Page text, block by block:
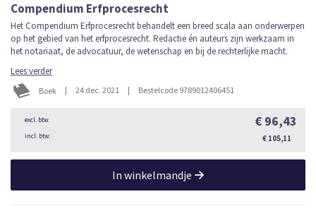
Compendium Erfprocesrecht
Het Compendium Erfprocesrecht behandelt een breed scala aan onderwerpen
op het gebied van het erfprocesrecht. Redactie én auteurs zijn werkzaam in
het notariaat, de advocatuur, de wetenschap en bij de rechterlijke macht.
Lees verder
Boek | 24 dec. 2021 | Bestelcode 9789012406451
€ 96,43
€ 105,11
In winkelmandje